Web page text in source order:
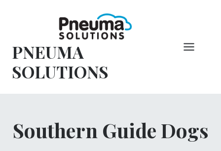
PNEUMA
SOLUTIONS
Southern Guide Dogs